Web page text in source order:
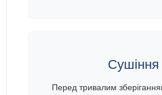
Сушіння
Перед тривалим